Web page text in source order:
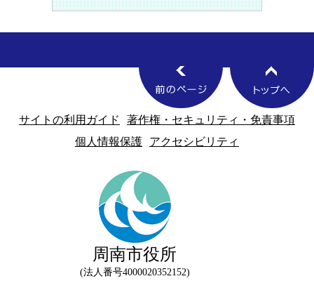
サイトの利用ガイド
著作権・セキュリティ・免責事項
個人情報保護
アクセシビリティ
周南市役所
法人番号4000020352152